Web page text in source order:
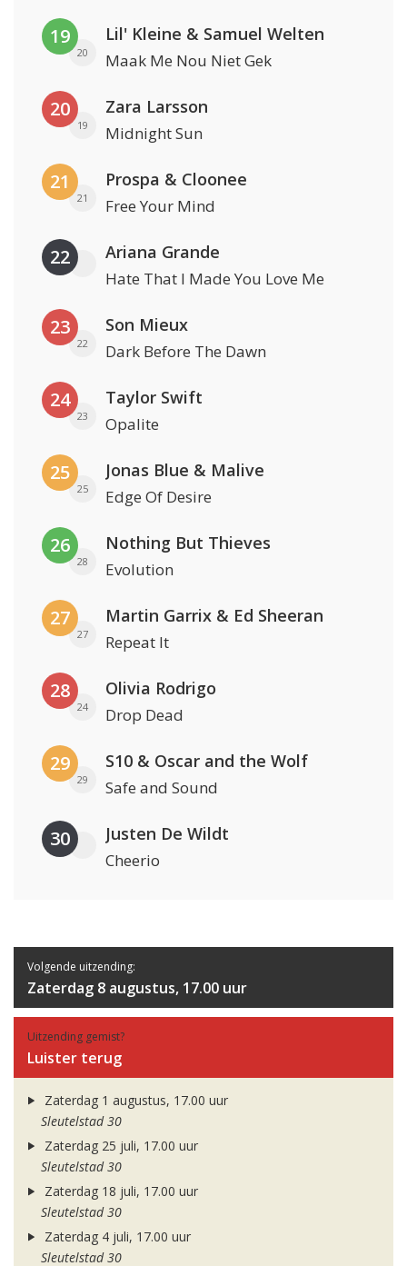
19
20
Lil' Kleine & Samuel Welten
Maak Me Nou Niet Gek
20
19
Zara Larsson
Midnight Sun
21
21
Prospa & Cloonee
Free Your Mind
22 Ariana Grande
Hate That I Made You Love Me
23
22
Son Mieux
Dark Before The Dawn
24
23
Taylor Swift
Opalite
25
25
Jonas Blue & Malive
Edge Of Desire
26
28
Nothing But Thieves
Evolution
27
27
Martin Garrix & Ed Sheeran
Repeat It
28
24
Olivia Rodrigo
Drop Dead
29
29
S10 & Oscar and the Wolf
Safe and Sound
30 Justen De Wildt
Cheerio
Volgende uitzending:
Zaterdag 8 augustus, 17.00 uur
Uitzending gemist?
Luister terug
Zaterdag 1 augustus, 17.00 uur
Sleutelstad 30
Zaterdag 25 juli, 17.00 uur
Sleutelstad 30
Zaterdag 18 juli, 17.00 uur
Sleutelstad 30
Zaterdag 4 juli, 17.00 uur
Sleutelstad 30